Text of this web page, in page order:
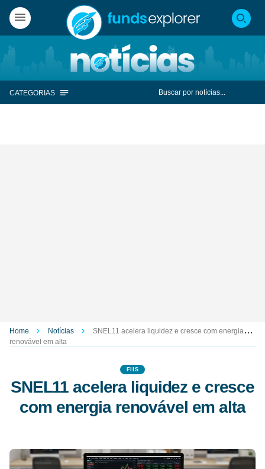
CATEGORIAS
Home Notícias
SNEL11 acelera liquidez e cresce com energia
renovável em alta
FIIS
SNEL11 acelera liquidez e cresce
com energia renovável em alta